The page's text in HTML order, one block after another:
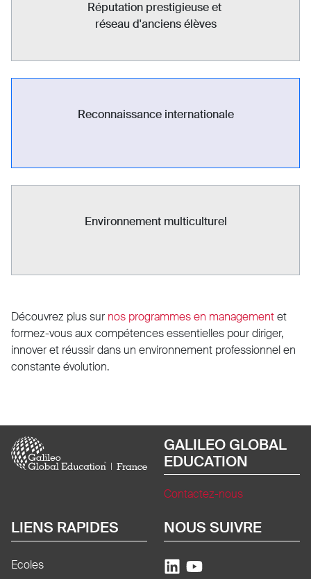
Réputation prestigieuse et
réseau d'anciens élèves
Reconnaissance internationale
Environnement multiculturel
Découvrez plus sur nos programmes en managementet
formez-vous aux compétences essentielles pour diriger,
innover et réussir dans un environnement professionnel en
constante évolution.
Image
GALILEO GLOBAL
EDUCATION
Contactez-nous
LIENS RAPIDES
Ecoles
NOUS SUIVRE